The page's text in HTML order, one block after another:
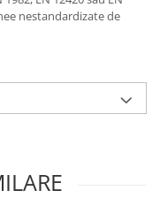
nestandardizate de